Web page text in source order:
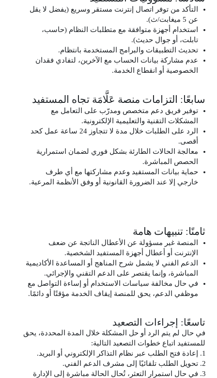
التأكد من توفر اتصال إنترنت مستقر وسريع (يفضل لا يقل
عن 5 ميغابت/ث).
استخدام أجهزة متوافقة مع متطلبات النظام (حاسب،
تابلت، أو جوال حديث).
تحديث التطبيقات والبرامج المستخدمة بانتظام.
عدم مشاركة بيانات الحساب مع الآخرين، لتفادي فقدان
الخصوصية أو انقطاع الخدمة.
سابعًا: التزامات منصة عَلَّامَة تجاه المستفيد
توفير فريق دعم متخصص ومدرّب على التعامل مع
المشكلات التقنية والتعليمية الإلكترونية.
الرد على الطلبات خلال مدة لا تتجاوز 24 ساعة عمل كحد
أقصى.
معالجة الحالات الطارئة بشكل فوري لضمان استمرارية
الحصص المباشرة.
حماية بيانات المستفيد وعدم مشاركتها مع أي طرف
خارجي إلا عند الضرورة القانونية أو وفق الأنظمة المرعية.
ثامنًا: تنبيهات هامة
المنصة غير مسؤولة عن الأعطال الناتجة عن ضعف
الإنترنت أو أعطال أجهزة المستفيد الشخصية.
الدعم الفني لا يشمل شرح المناهج أو المساعدة الأكاديمية
المباشرة، وإنما يقتصر على الدعم التقني والإجرائي.
في حال مخالفة سياسات الاستخدام أو إساءة التواصل مع
موظفي الدعم، يحق للمنصة إيقاف الخدمة مؤقتًا أو دائمًا.
تاسعًا: إجراءات التصعيد
في حال لم يتم الرد أو حل المشكلة خلال المدة المحددة، يحق
للمستفيد اتباع خطوات التصعيد التالية:
إعادة فتح الطلب عبر نظام التذاكر الإلكتروني أو البريد.
تحويل الطلب تلقائيًا إلى مشرف الدعم الفني.
في حال استمرار التعثر، تُحال الحالة مباشرة إلى الإدارة